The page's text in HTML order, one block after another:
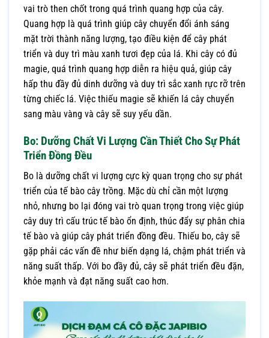
vai trò then chốt trong quá trình quang hợp của cây.
Quang hợp là quá trình giúp cây chuyển đổi ánh sáng
mặt trời thành năng lượng, tạo điều kiện để cây phát
triển và duy trì màu xanh tươi đẹp của lá. Khi cây có đủ
magie, quá trình quang hợp diễn ra hiệu quả, giúp cây
hấp thu đầy đủ dinh dưỡng và duy trì sắc xanh rực rỡ trên
từng chiếc lá. Việc thiếu magie sẽ khiến lá cây chuyển
sang màu vàng và cây sẽ suy yếu dần.
Bo: Dưỡng Chất Vi Lượng Cần Thiết Cho Sự Phát
Triển Đồng Đều
Bo là dưỡng chất vi lượng cực kỳ quan trọng cho sự phát
triển của tế bào cây trồng. Mặc dù chỉ cần một lượng
nhỏ, nhưng bo lại đóng vai trò quan trọng trong việc giúp
cây duy trì cấu trúc tế bào ổn định, thúc đẩy sự phân chia
tế bào và giúp cây phát triển đồng đều. Thiếu bo, cây sẽ
gặp phải các vấn đề như biến dạng lá, chậm phát triển và
năng suất thấp. Với bo đầy đủ, cây sẽ phát triển đều đặn,
khỏe mạnh và đạt năng suất cao hơn.